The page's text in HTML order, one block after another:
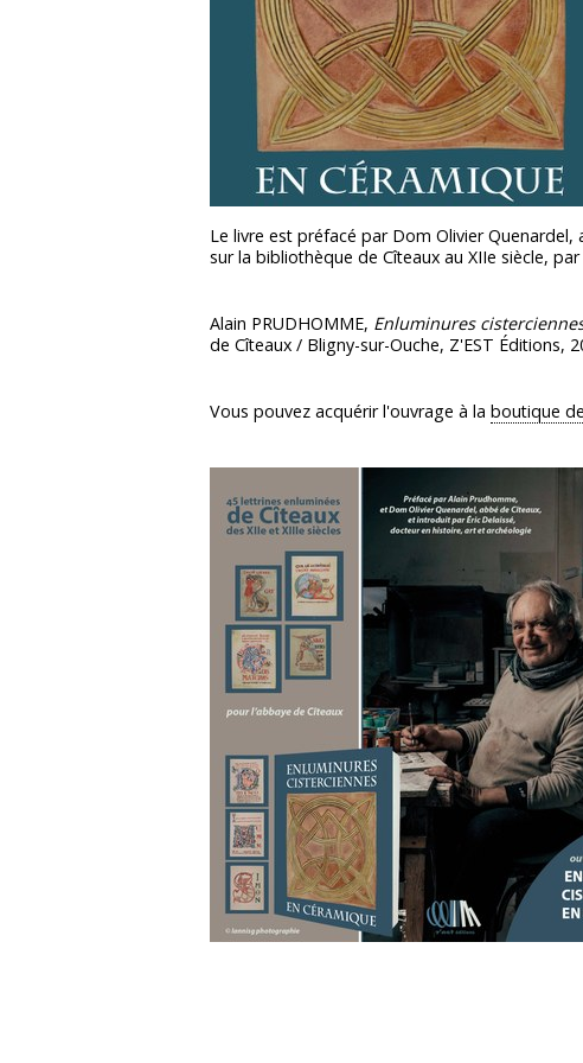
Le livre est préfacé par Dom Olivier
sur la bibliothèque de Cîteaux au XIIe siècle, par
Alain PRUDHOMME, Enluminures
de Cîteaux / Bligny-sur-Ouche, Z'EST Éditions,
Vous pouvez acquérir l'ouvrage à la boutique